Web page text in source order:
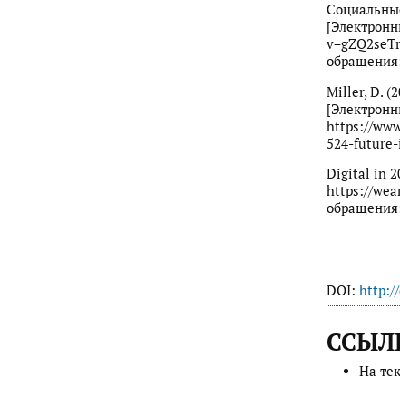
Miller, D.
https://
524-
Digital in
https://
DOI: http://
На